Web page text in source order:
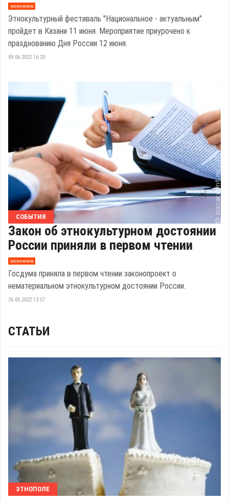
эксклюзив
Этнокультурный фестиваль "Национальное - актуальным"
пройдет в Казани 11 июня. Мероприятие приурочено к
празднованию Дня России 12 июня.
09.06.2022 16:20
СОБЫТИЯ
Закон об этнокультурном достоянии
России приняли в первом чтении
эксклюзив
Госдума приняла в первом чтении законопроект о
нематериальном этнокультурном достоянии России.
26.05.2022 12:57
СТАТЬИ
ЭТНОПОЛЕ